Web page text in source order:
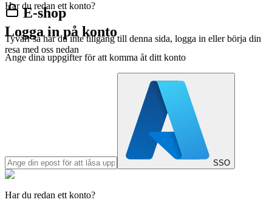
E-shop
Tyvärr så har du inte tillgång till denna sida, logga in eller börja din
resa med oss nedan
Har du redan ett konto?
Logga in på konto
Ange dina uppgifter för att komma åt ditt konto
SSO
Har du redan ett konto?